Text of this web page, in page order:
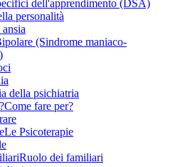
dell'apprendimento (DSA)
personalità
(Sindrome maniaco-
della psichiatria
Come fare per?
Le Psicoterapie
Ruolo dei familiari